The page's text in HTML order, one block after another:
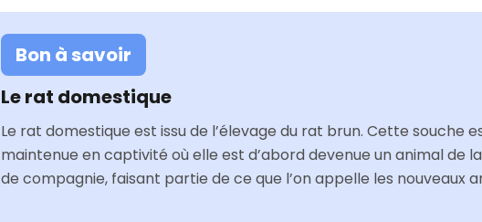
Bon à savoir
Le rat domestique
Le rat domestique est issu de l’élevage du rat brun. Cette souche
maintenue en captivité où elle est d’abord devenue un animal de
de compagnie, faisant partie de ce que l’on appelle les nouveaux